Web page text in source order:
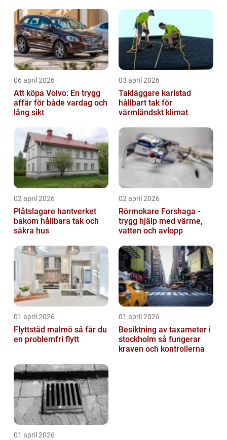
06 april 2026
Att köpa Volvo: En trygg
affär för både vardag och
lång sikt
03 april 2026
Takläggare karlstad
hållbart tak för
värmländskt klimat
02 april 2026
Plåtslagare hantverket
bakom hållbara tak och
säkra hus
02 april 2026
Rörmokare Forshaga -
trygg hjälp med värme,
vatten och avlopp
01 april 2026
Flyttstäd malmö så får du
en problemfri flytt
01 april 2026
Besiktning av taxameter i
stockholm så fungerar
kraven och kontrollerna
01 april 2026